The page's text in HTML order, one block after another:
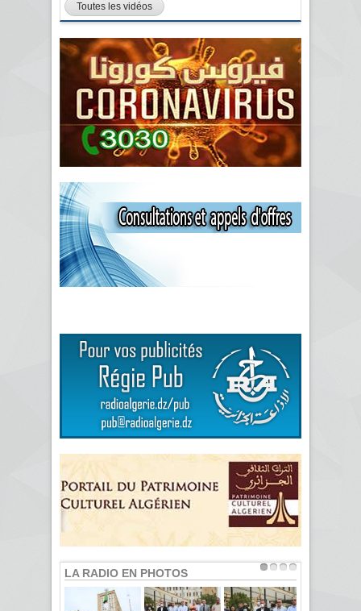
Toutes les vidéos
LA RADIO EN PHOTOS